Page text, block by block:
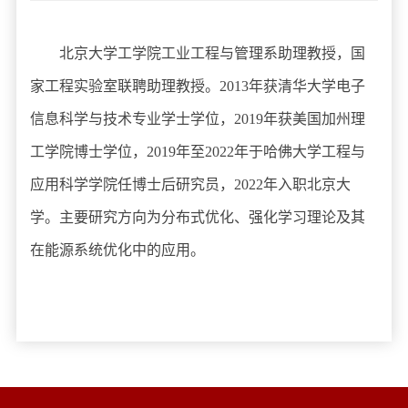
北京大学工学院工业工程与管理系助理教授，国
家工程实验室联聘助理教授。2013年获清华大学电子
信息科学与技术专业学士学位，2019年获美国加州理
工学院博士学位，2019年至2022年于哈佛大学工程与
应用科学学院任博士后研究员，2022年入职北京大
学。主要研究方向为分布式优化、强化学习理论及其
在能源系统优化中的应用。